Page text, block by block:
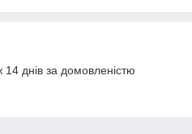
днів за домовленістю